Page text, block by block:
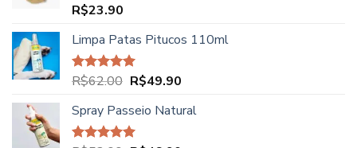
Avaliação
R$23.90
Limpa Patas Pitucos 110ml
Avaliação
R$62.00 O
original
era:
R$49.90O
atual
Spray Passeio Natural